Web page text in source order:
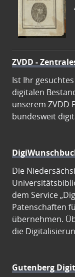
ZVDD -
Ist Ihr
digitalen
unserem ZVDD
bundesweit
Die
dem Service
Patenschaften
übernehmen.
die
Gutenberg